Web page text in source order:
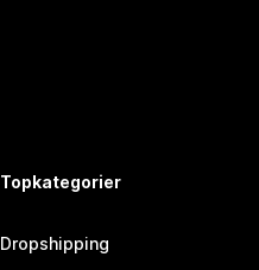
Topkategorier
Dropshipping